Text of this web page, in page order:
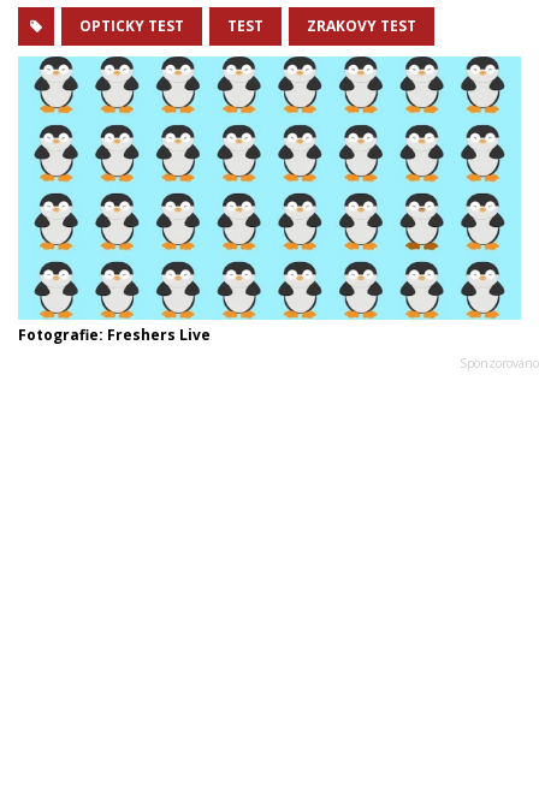
OPTICKY TEST TEST ZRAKOVY TEST
Fotografie: Freshers Live